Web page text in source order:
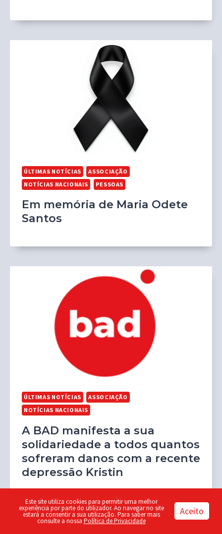
ÚLTIMAS NOTÍCIAS
ASSOCIAÇÃO
NOTÍCIAS NACIONAIS
PESSOAS
Em memória de Maria Odete
Santos
ÚLTIMAS NOTÍCIAS
ASSOCIAÇÃO
NOTÍCIAS NACIONAIS
A BAD manifesta a sua
solidariedade a todos quantos
sofreram danos com a recente
depressão Kristin
Este site utiliza cookies para permitir uma melhor
experiência por parte do utilizador. Ao navegar no site
estará a consentir a sua utilização. Para saber mais
consulte a nossa Política de Privacidade
Aceito